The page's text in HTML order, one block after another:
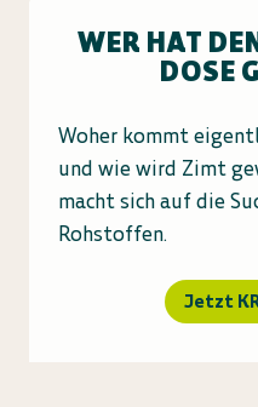
WER HAT
DOSE
Woher kommt
und wie wird Zimt
macht sich auf die
Rohstoffen.
Jetzt